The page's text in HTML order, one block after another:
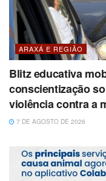
ARAXÁ E REGIÃO
Blitz educativa
conscientização
violência contra a
7 DE AGOSTO DE 2026